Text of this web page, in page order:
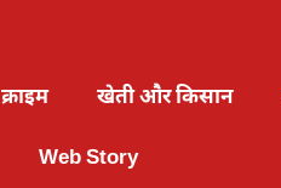
क्राइम खेती और किसान
Web Story